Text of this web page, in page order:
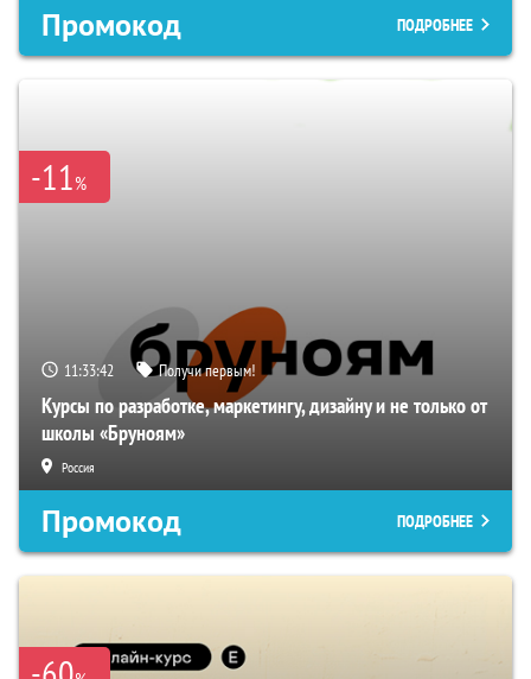
Промокод ПОДРОБНЕЕ
-11%
11:33:41 Получи первым!
Курсы по разработке, маркетингу, дизайну и не только от
школы «Бруноям»
Россия
Промокод ПОДРОБНЕЕ